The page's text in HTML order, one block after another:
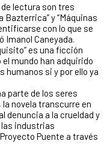
lectura son tres
Bazterrica” y “Máquinas
con lo que se
Imanol Caneyada.
es una ficción
mundo han adquirido
humanos si y por ello ya
parte de los seres
novela transcurre en
denuncia a la crueldad y
industrias
Puente a través